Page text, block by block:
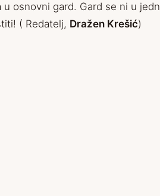
u osnovni gard. Gard se ni u
( Redatelj, Dražen Krešić)